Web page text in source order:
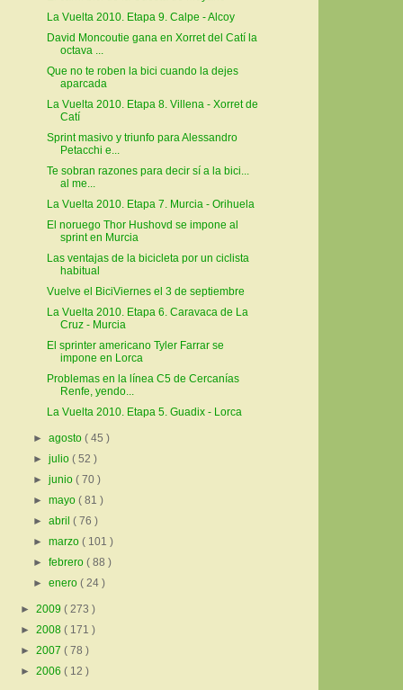
La Vuelta 2010. Etapa 9. Calpe - Alcoy
David Moncoutie gana en Xorret del Catí la
octava ...
Que no te roben la bici cuando la dejes
aparcada
La Vuelta 2010. Etapa 8. Villena - Xorret de
Catí
Sprint masivo y triunfo para Alessandro
Petacchi e...
Te sobran razones para decir sí a la bici...
al me...
La Vuelta 2010. Etapa 7. Murcia - Orihuela
El noruego Thor Hushovd se impone al
sprint en Murcia
Las ventajas de la bicicleta por un ciclista
habitual
Vuelve el BiciViernes el 3 de septiembre
La Vuelta 2010. Etapa 6. Caravaca de La
Cruz - Murcia
El sprinter americano Tyler Farrar se
impone en Lorca
Problemas en la línea C5 de Cercanías
Renfe, yendo...
La Vuelta 2010. Etapa 5. Guadix - Lorca
►agosto( 45 )
►julio( 52 )
►junio( 70 )
►mayo( 81 )
►abril( 76 )
►marzo( 101 )
►febrero( 88 )
►enero( 24 )
► 2009 ( 273 )
► 2008 ( 171 )
► 2007 ( 78 )
► 2006 ( 12 )